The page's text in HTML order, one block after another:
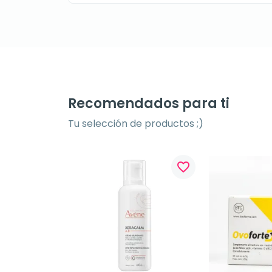
Recomendados para ti
Tu selección de productos ;)
favorite_border